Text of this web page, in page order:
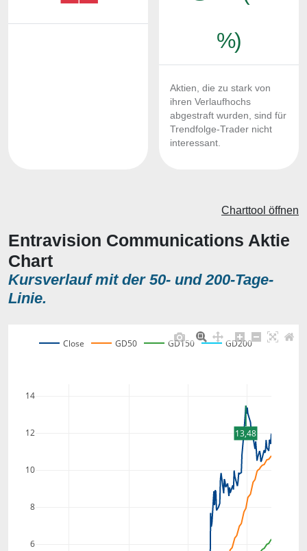
%)
Aktien, die zu stark von
ihren Verlaufhochs
abgestraft wurden, sind für
Trendfolge-Trader nicht
interessant.
Entravision Communications Aktie
Chart
Kursverlauf mit der 50- und 200-Tage-
Linie.
Charttool öffnen
6
8
10
12
14
Close GD50 GD150 GD200
13,48